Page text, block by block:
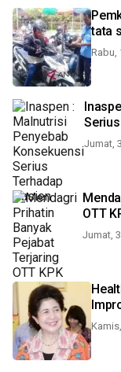
tata
Rabu,
Jumat,
OTT
Jumat,